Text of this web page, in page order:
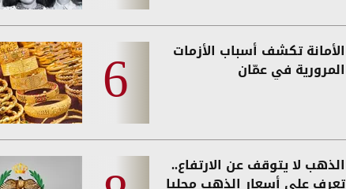
الأمانة تكشف أسباب الأزمات
المرورية في عمّان
الذهب لا يتوقف عن الارتفاع..
تعرف على أسعار الذهب محليا